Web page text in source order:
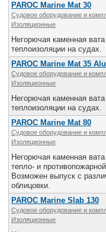
PAROC Marine Mat 30
Судовое оборудование и
Изоляционные
Негорючая каменная
теплоизоляции на судах.
PAROC Marine Mat 35
Судовое оборудование и
Изоляционные
Негорючая каменная
теплоизоляции на судах.
PAROC Marine Mat 80
Судовое оборудование и
Изоляционные
Негорючая каменная
тепло- и
Возможен выпуск с
облицовки.
PAROC Marine Slab 130
Судовое оборудование и
Изоляционные